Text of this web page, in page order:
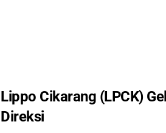
Lippo Cikarang (LPCK)
Direksi